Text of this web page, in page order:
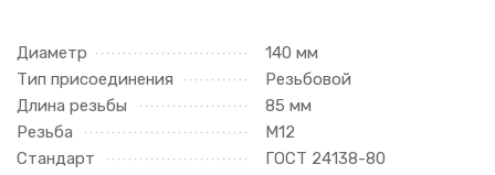
Диаметр
140 мм
Тип присоединения
Резьбовой
Длина резьбы
85 мм
Резьба
М12
Стандарт
ГОСТ 24138-80